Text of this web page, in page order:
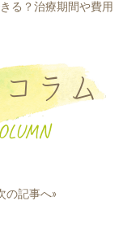
る？治療期間や費用
ラム
の記事へ»